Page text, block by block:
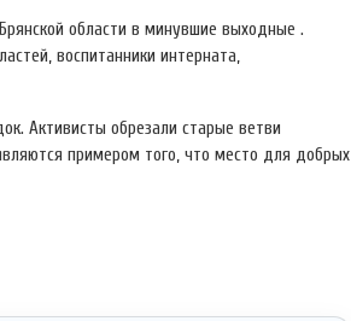
области в минувшие выходные .
воспитанники интерната,
Активисты обрезали старые ветви
примером того, что место для добрых